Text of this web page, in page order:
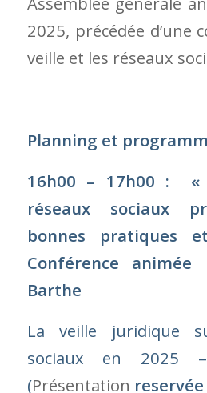
bonnes pratiques
Conférence animée
Barthe
sociaux en 2025 –
17 h 00 – 17 h 30:
17h30 – 19 h 30
de Juriconnexion
l’Amiral Hamelin 75116
Formats :